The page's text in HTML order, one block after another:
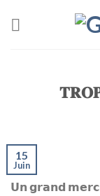
15
Juin
𝗨𝗻 𝗴𝗿𝗮𝗻𝗱